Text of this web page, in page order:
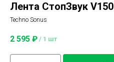
Лента СтопЗвук V150
Techno Sonus
2 595 ₽ / 1 шт